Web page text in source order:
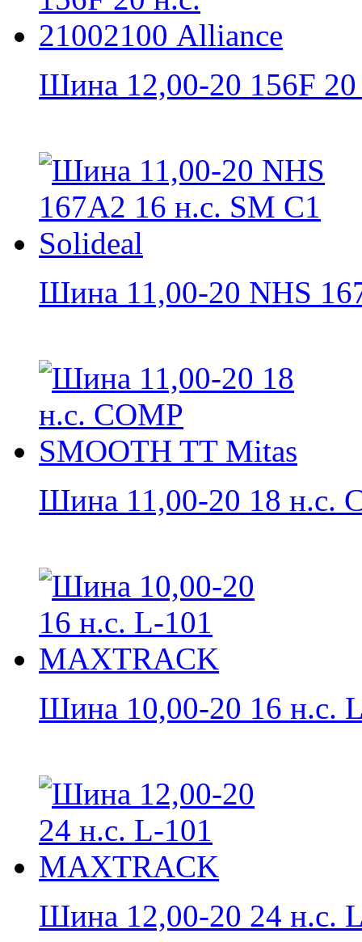
Шина 12,00-20 156F 20
Шина 11,00-20 NHS
Шина 11,00-20 18 н.с.
Шина 10,00-20 16 н.с.
Шина 12,00-20 24 н.с.